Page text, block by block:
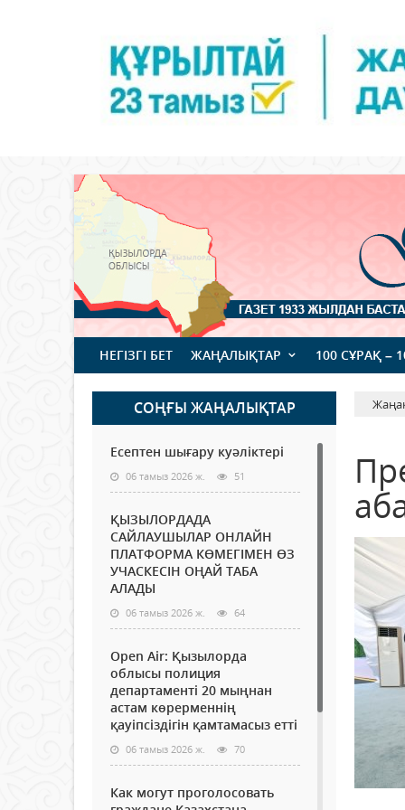
НЕГІЗГІ БЕТ ЖАҢАЛЫҚТАР 100 СҰРАҚ –
СОҢҒЫ ЖАҢАЛЫҚТАР
Есептен шығару куәліктері
06 тамыз 2026 ж. 51
ҚЫЗЫЛОРДАДА
САЙЛАУШЫЛАР ОНЛАЙН
ПЛАТФОРМА КӨМЕГІМЕН ӨЗ
УЧАСКЕСІН ОҢАЙ ТАБА
АЛАДЫ
06 тамыз 2026 ж. 64
Open Air: Қызылорда
облысы полиция
департаменті 20 мыңнан
астам көрерменнің
қауіпсіздігін қамтамасыз етті
06 тамыз 2026 ж. 70
Как могут проголосовать